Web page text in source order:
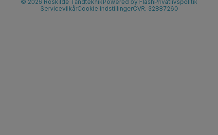
© 2026 Roskilde TandteknikPowered by FlashPrivatlivspolitik
ServicevilkårCookie indstillingerCVR. 32887260